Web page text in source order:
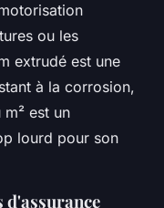
ou les
extrudé est une
à la corrosion,
est un
lourd pour son